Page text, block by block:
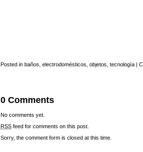
Posted in baños electrodomésticos objetos tecnología |
0 Comments
No comments yet.
RSS feed for comments on this post.
Sorry, the comment form is closed at this time.